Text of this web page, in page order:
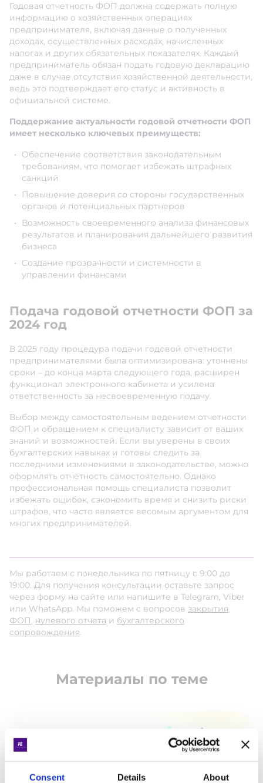
Consent Details About
Годовая отчетность ФОП должна содержать полную
информацию о хозяйственных операциях
предпринимателя, включая данные о полученных
доходах, осуществленных расходах, начисленных
налогах и других обязательных показателях. Каждый
предприниматель обязан подать годовую декларацию
даже в случае отсутствия хозяйственной деятельности,
ведь это подтверждает его статус и активность в
официальной системе.
Поддержание актуальности годовой отчетности ФОП
имеет несколько ключевых преимуществ:
Обеспечение соответствия законодательным
требованиям, что помогает избежать штрафных
санкций
Повышение доверия со стороны государственных
органов и потенциальных партнеров
Возможность своевременного анализа финансовых
результатов и планирования дальнейшего развития
бизнеса
Создание прозрачности и системности в
управлении финансами
Подача годовой отчетности ФОП за
2024 год
В 2025 году процедура подачи годовой отчетности
предпринимателями была оптимизирована: уточнены
сроки – до конца марта следующего года, расширен
функционал электронного кабинета и усилена
ответственность за несвоевременную подачу.
Выбор между самостоятельным ведением отчетности
ФОП и обращением к специалисту зависит от ваших
знаний и возможностей. Если вы уверены в своих
бухгалтерских навыках и готовы следить за
последними изменениями в законодательстве, можно
оформлять отчетность самостоятельно. Однако
профессиональная помощь специалиста позволит
избежать ошибок, сэкономить время и снизить риски
штрафов, что часто является весомым аргументом для
многих предпринимателей.
Мы работаем с понедельника по пятницу с 9:00 до
19:00. Для получения консультации оставьте запрос
через форму на сайте или напишите в Telegram, Viber
или WhatsApp. Мы поможем с вопросов закрытия
ФОП, нулевого отчета и бухгалтерского
сопровождения.
Материалы по теме